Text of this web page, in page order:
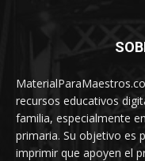
recursos educativos
familia, especialmente
primaria. Su objetivo es
imprimir que apoyen el